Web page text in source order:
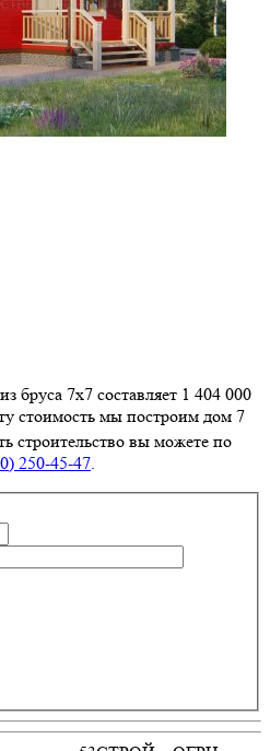
бруса 7х7 составляет 1 404 000
стоимость мы построим дом 7
строительство вы можете по
250-45-47.